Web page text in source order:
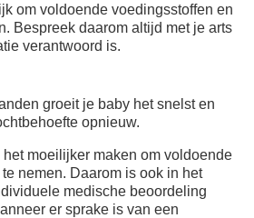
om voldoende voedingsstoffen en
Bespreek daarom altijd met je arts
verantwoord is.
groeit je baby het snelst en
opnieuw.
moeilijker maken om voldoende
nemen. Daarom is ook in het
medische beoordeling
er sprake is van een